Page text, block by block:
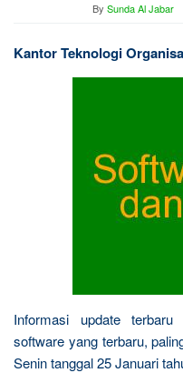
By Sunda Al Jabar
Kantor Teknologi
Informasi update
software yang terbaru,
Senin tanggal 25 Januari